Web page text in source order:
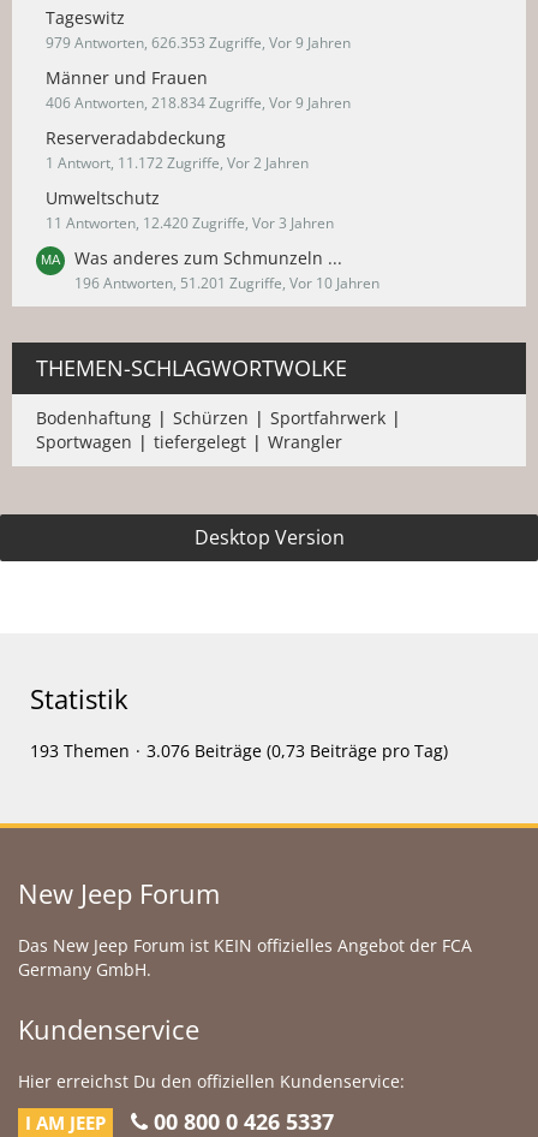
Tageswitz
979 Antworten, 626.353 Zugriffe, Vor 9 Jahren
Männer und Frauen
406 Antworten, 218.834 Zugriffe, Vor 9 Jahren
Reserveradabdeckung
1 Antwort, 11.172 Zugriffe, Vor 2 Jahren
Umweltschutz
11 Antworten, 12.420 Zugriffe, Vor 3 Jahren
Was anderes zum Schmunzeln ...
196 Antworten, 51.201 Zugriffe, Vor 10 Jahren
THEMEN-SCHLAGWORTWOLKE
Bodenhaftung Schürzen
Sportfahrwerk
Sportwagen
tiefergelegt Wrangler
Desktop Version
Statistik
193 Themen 3.076 Beiträge (0,73 Beiträge pro Tag)
New Jeep Forum
Das New Jeep Forum ist KEIN offizielles Angebot der FCA
Germany GmbH.
Kundenservice
Hier erreichst Du den offiziellen Kundenservice:
I AM JEEP 00 800 0 426 5337